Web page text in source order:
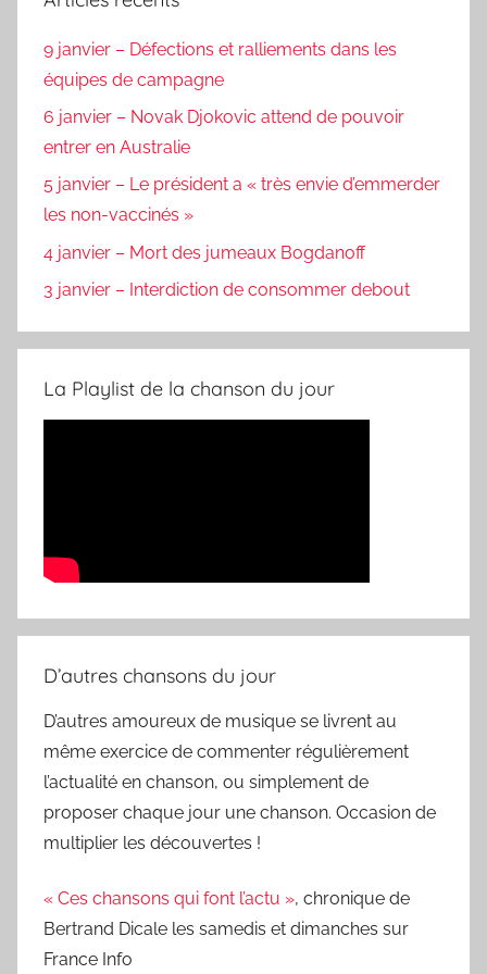
9 janvier – Défections et ralliements dans les
équipes de campagne
6 janvier – Novak Djokovic attend de pouvoir
entrer en Australie
5 janvier – Le président a « très envie d’emmerder
les non-vaccinés »
4 janvier – Mort des jumeaux Bogdanoff
3 janvier – Interdiction de consommer debout
La Playlist de la chanson du jour
D’autres chansons du jour
D’autres amoureux de musique se livrent au
même exercice de commenter régulièrement
l’actualité en chanson, ou simplement de
proposer chaque jour une chanson. Occasion de
multiplier les découvertes !
« Ces chansons qui font l’actu », chronique de
Bertrand Dicale les samedis et dimanches sur
France Info